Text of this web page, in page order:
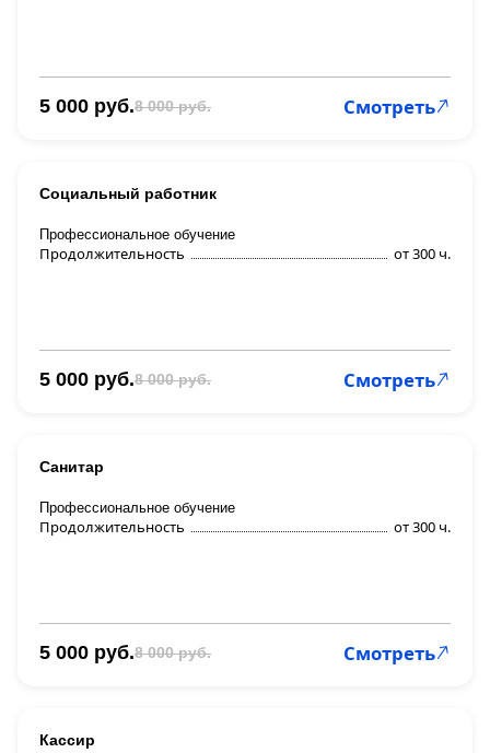
5 000 руб.8 000 руб. Смотреть
Социальный работник
Профессиональное обучение
Продолжительность от 300 ч.
5 000 руб.8 000 руб. Смотреть
Санитар
Профессиональное обучение
Продолжительность от 300 ч.
5 000 руб.8 000 руб. Смотреть
Кассир